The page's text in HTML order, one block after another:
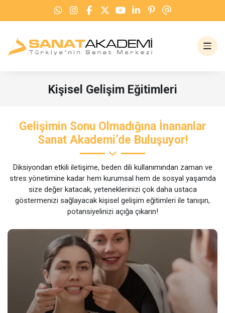
kişisel gelişim eğitimleri
Kişisel Gelişim Eğitimleri
Gelişimin Sonu Olmadığına İnananlar
Sanat Akademi’de Buluşuyor!
Diksiyondan etkili iletişime, beden dili kullanımından zaman ve
stres yönetimine kadar hem kurumsal hem de sosyal yaşamda
size değer katacak, yeteneklerinizi çok daha ustaca
göstermenizi sağlayacak kişisel gelişim eğitimleri ile tanışın,
potansiyelinizi açığa çıkarın!